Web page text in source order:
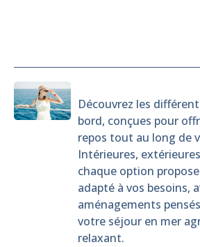
Découvrez les
bord, conçues pour
repos tout au long de
Intérieures,
chaque option
adapté à vos besoins,
aménagements
votre séjour en mer
relaxant.